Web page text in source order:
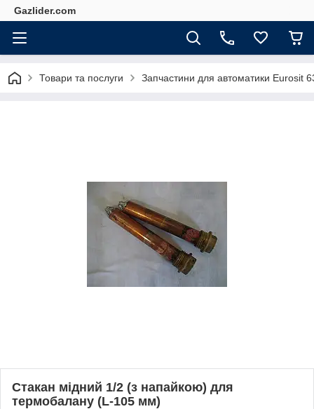
Gazlider.com
Товари та послуги Запчастини для автоматики Eurosit
Стакан мідний 1/2 (з напайкою) для
термобалану (L-105 мм)